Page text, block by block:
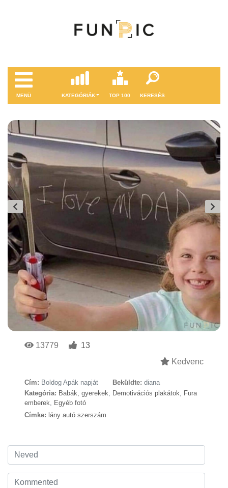
MENÜ KATEGÓRIÁK TOP 100 KERESÉS
13779
13
Kedvenc
Cím: Boldog Apák napját Beküldte: diana
Kategória: Babák, gyerekek, Demotivációs plakátok, Fura
emberek, Egyéb fotó
Címke: lány autó szerszám